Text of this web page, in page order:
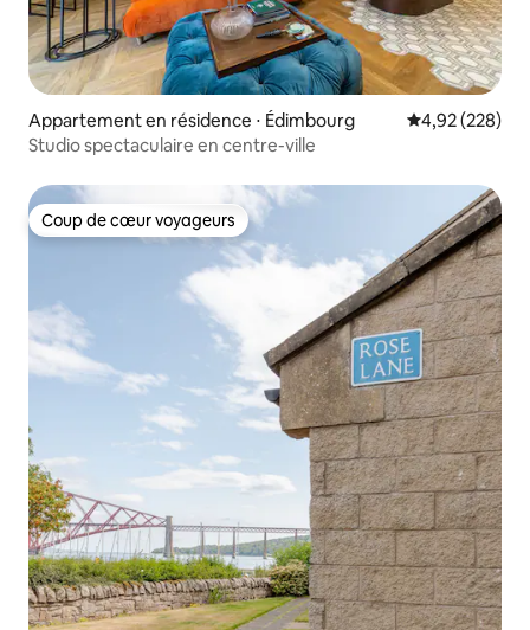
Appartement en résidence ⋅ Édimbourg Évaluation
4,92 (228)
Studio spectaculaire en centre-ville
Coup de cœur voyageurs
Coup de cœur voyageurs